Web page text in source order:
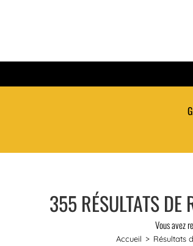
355RÉSULTATS DE
Vous avez
Accueil > Résultats